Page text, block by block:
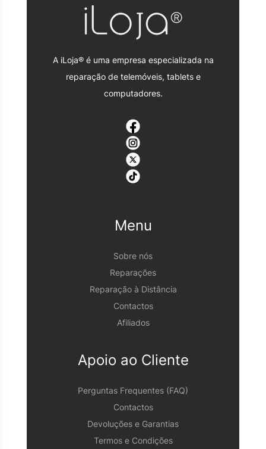
A iLoja® é uma empresa especializada na
reparação de telemóveis, tablets e
computadores.
Menu
Sobre nós
Reparações
Reparação à Distância
Contactos
Afiliados
Apoio ao Cliente
Perguntas Frequentes (FAQ)
Contactos
Devoluções e Garantias
Termos e Condições